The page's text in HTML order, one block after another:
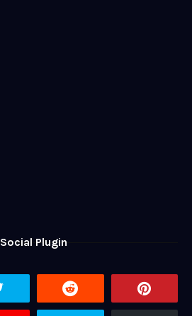
Social Plugin